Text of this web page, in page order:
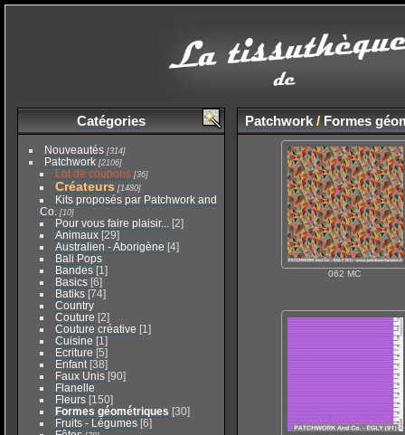
Catégories
Nouveautés [314]
Patchwork [2106]
Lot de coupons [36]
Créateurs [1480]
Kits proposés par Patchwork and
Co.
[10]
Pour vous faire plaisir...
[2]
Animaux [29]
Australien - Aborigène [4]
Bali Pops
Bandes [1]
Basics [6]
Batiks [74]
Country
Couture [2]
Couture créative [1]
Cuisine [1]
Ecriture [5]
Enfant [38]
Faux Unis [90]
Flanelle
Fleurs [150]
Formes géométriques [30]
Fruits - Légumes [6]
Patchwork/ Formes
062 MC